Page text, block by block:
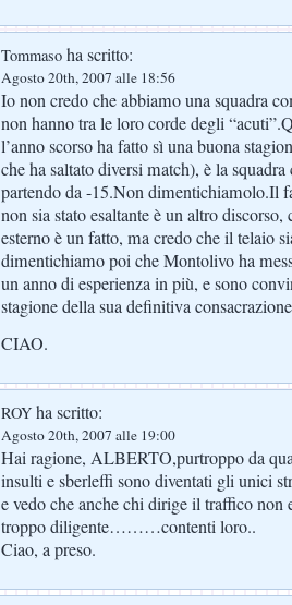
Tommaso ha scritto:
Agosto 20th, 2007 alle 18:56
Io non credo che abbiamo una squadra
non hanno tra le loro corde degli
l’anno scorso ha fatto sì una buona
che ha saltato diversi match), è la
partendo da -15.Non dimentichiamolo.Il
non sia stato esaltante è un altro
esterno è un fatto, ma credo che il telaio
dimentichiamo poi che Montolivo ha
un anno di esperienza in più, e sono
stagione della sua definitiva
CIAO.
ROY ha scritto:
Agosto 20th, 2007 alle 19:00
Hai ragione, ALBERTO,purtroppo da
insulti e sberleffi sono diventati gli unici
e vedo che anche chi dirige il traffico non
troppo diligente………contenti loro..
Ciao, a preso.